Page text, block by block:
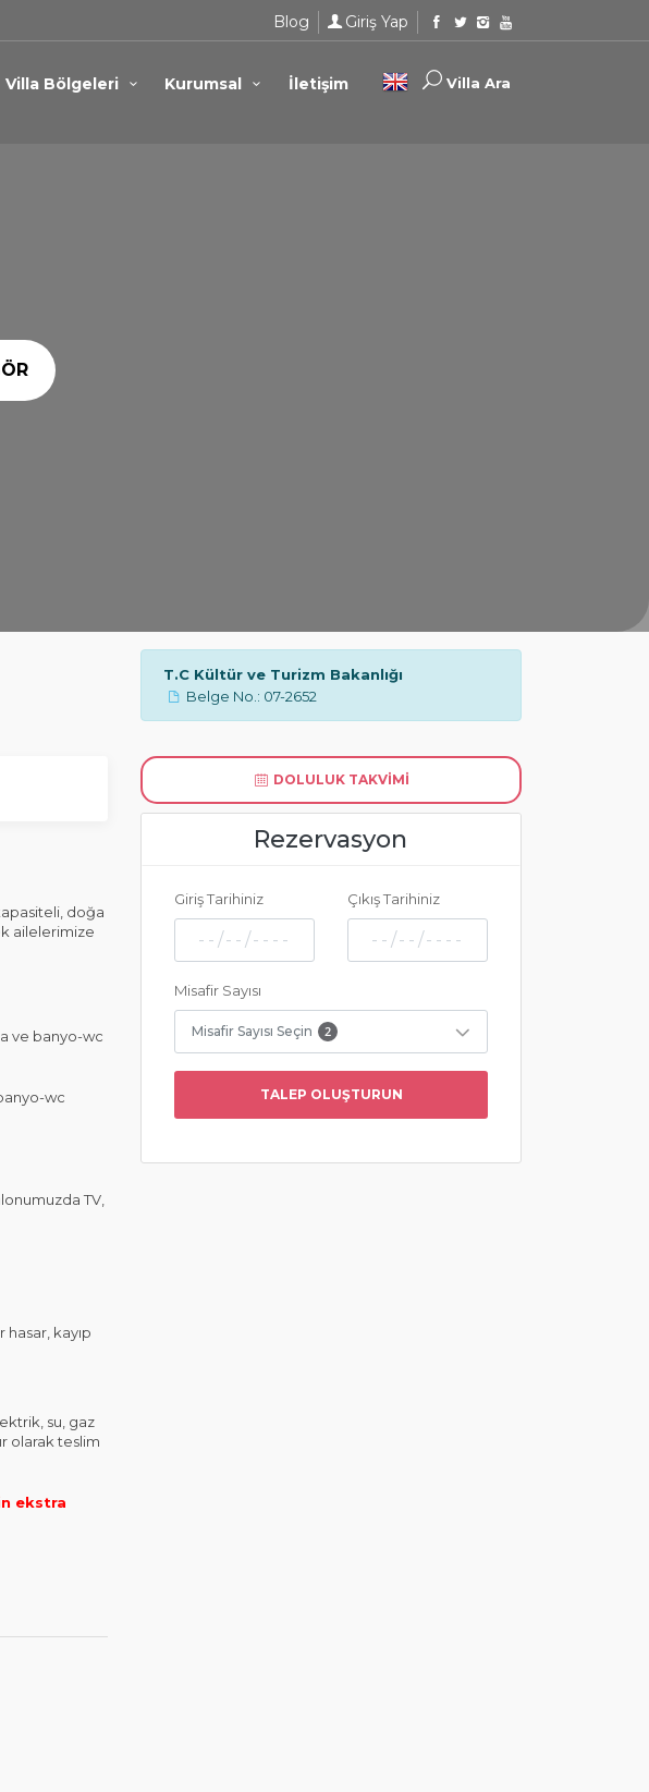
Blog Giriş Yap
Villa Bölgeleri Kurumsal İletişim Villa Ara
T.C Kültür ve Turizm Bakanlığı
Belge No.: 07-2652
doğa
ailelerimize
ve banyo-wc
wc
TV,
kayıp
su, gaz
olarak teslim
ekstra
DOLULUK TAKVIMI
Rezervasyon
Giriş Tarihiniz Çıkış Tarihiniz
Misafir Sayısı
Misafir Sayısı Seçin 2
TALEP OLUŞTURUN